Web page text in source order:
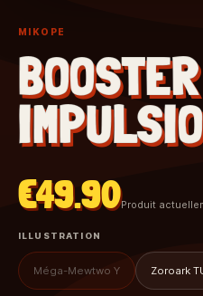
MIKOPE
€49.90Produit
ILLUSTRATION
Méga-Mewtwo Y Zoroark